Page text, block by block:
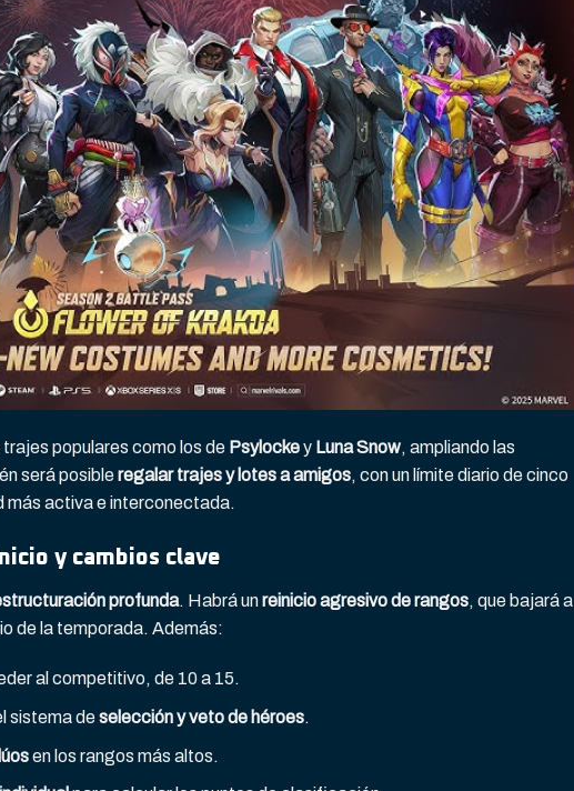
trajes populares como los de Psylockey Luna Snow, ampliando las
será posibleregalar trajes y lotes a amigos, con un límite diario de cinco
más activa e interconectada.
y cambios clave
profunda. Habrá unreinicio agresivo de rangos, que bajará a
de la temporada. Además:
al competitivo, de 10 a 15.
sistema deselección y veto de héroes.
en los rangos más altos.